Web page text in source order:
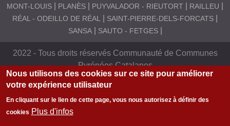
A
MONT-LOUIS
PLANÈS PUYVALADOR - RIEUTORT
RAILLEU
RÉAL - ODEILLO DE RÉAL
SAINT-PIERRE-DELS-FORCATS
SANSA
SAUTO - FETGES
2022 - Tous droits réservés Communauté de Communes
Pyrénées Catalanes
Nous utilisons des cookies sur ce site pour améliorer
votre expérience utilisateur
En cliquant sur le lien de cette page, vous nous autorisez à définir des
cookies Plus d'infos